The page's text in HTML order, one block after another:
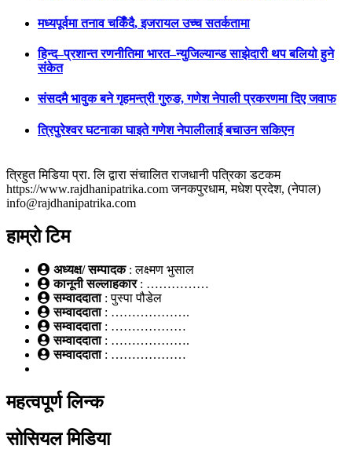
मध्यपूर्वमा तनाव चर्किँदै, इजरायल उच्च सतर्कतामा
हिन्द–प्रशान्त रणनीतिमा भारत–न्युजिल्यान्ड साझेदारी थप बलियो हुने
संकेत
संसदमै भावुक बने गृहमन्त्री गुरुङ, गणेश नेपाली प्रकरणमा दिए जवाफ
त्रिपुरेश्वर घटनाका घाइते गणेश नेपालीलाई बचाउन सकिएन
त्रिहुत मिडिया प्रा. लि द्वारा संचालित राजधानी पत्रिका डटकम
https://www.rajdhanipatrika.com जनकपुरधाम, मधेश प्रदेश, (नेपाल)
info@rajdhanipatrika.com
हाम्रो टिम
अध्यक्ष/ सम्पादक: लक्ष्मण भुसाल
कानूनी सल्लाहकार : ……………
सम्वाददाता: पुस्पा पौडेल
सम्वाददाता : ……………….
सम्वाददाता: ………………
सम्वाददाता: ……………….
सम्वाददाता: ………………
महत्वपूर्ण लिन्क
सोसियल मिडिया